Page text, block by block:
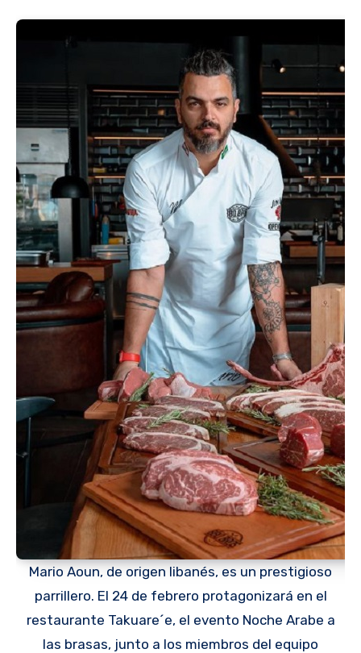
Mario Aoun, de origen libanés, es un prestigioso
parrillero. El 24 de febrero protagonizará en el
restaurante Takuare´e, el evento Noche Arabe a
las brasas, junto a los miembros del equipo